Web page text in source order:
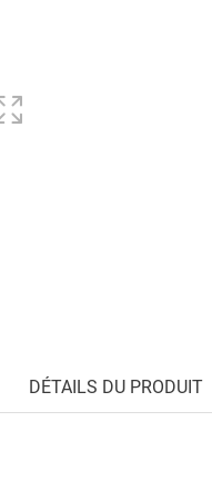
DÉTAILS DU PRODUIT